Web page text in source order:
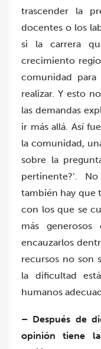
trascender la
docentes o los
si la carrera
crecimiento
comunidad para
realizar. Y esto
las demandas
ir más allá. Así
la comunidad,
sobre la
pertinente?’.
también hay que
con los que se
más
encauzarlos
recursos no son
la dificultad
humanos
– Después de
opinión tiene